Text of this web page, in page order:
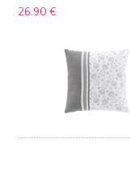
26.90 €